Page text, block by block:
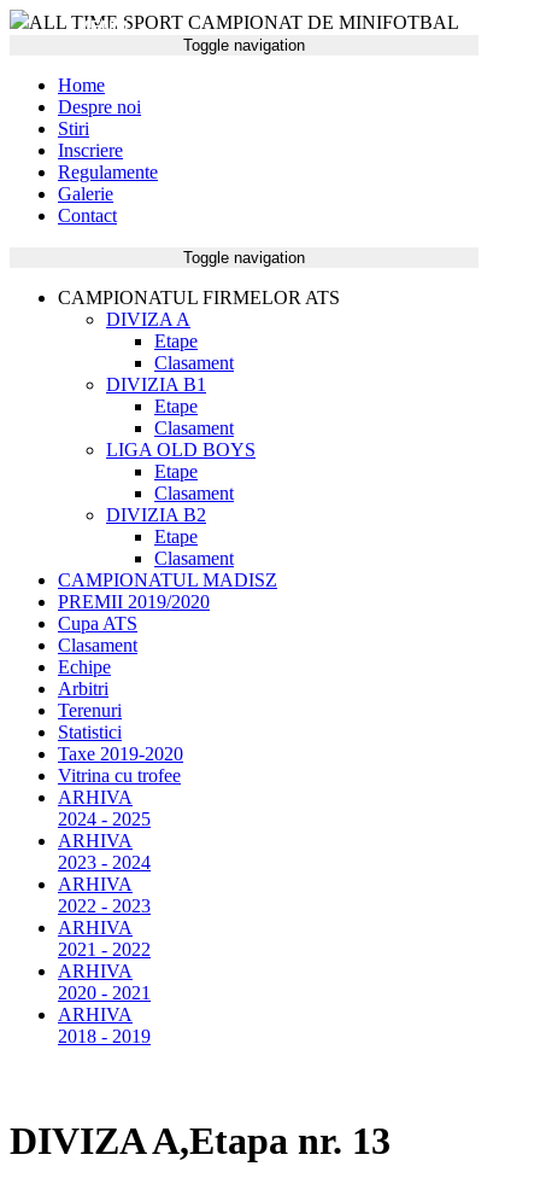
ALL TIME SPORT CAMPIONAT DE MINIFOTBAL
Toggle navigation
MENIU
Home
Despre noi
Stiri
Inscriere
Regulamente
Galerie
Contact
Toggle navigation
CAMPIONATUL FIRMELOR ATS
DIVIZA A
Etape
Clasament
DIVIZIA B1
Etape
Clasament
LIGA OLD BOYS
Etape
Clasament
DIVIZIA B2
Etape
Clasament
CAMPIONATUL MADISZ
PREMII 2019/2020
Cupa ATS
Clasament
Echipe
Arbitri
Terenuri
Statistici
Taxe 2019-2020
Vitrina cu trofee
ARHIVA
2024 - 2025
ARHIVA
2023 - 2024
ARHIVA
2022 - 2023
ARHIVA
2021 - 2022
ARHIVA
2020 - 2021
ARHIVA
2018 - 2019
DIVIZA A,Etapa nr. 13